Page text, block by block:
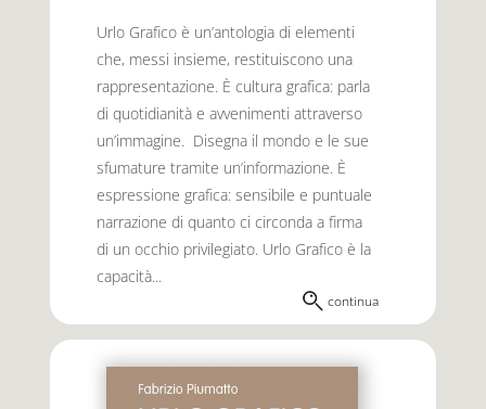
Urlo Grafico è un’antologia di elementi
che, messi insieme, restituiscono una
rappresentazione. È cultura grafica: parla
di quotidianità e avvenimenti attraverso
un’immagine. Disegna il mondo e le sue
sfumature tramite un’informazione. È
espressione grafica: sensibile e puntuale
narrazione di quanto ci circonda a firma
di un occhio privilegiato. Urlo Grafico è la
capacità...
continua